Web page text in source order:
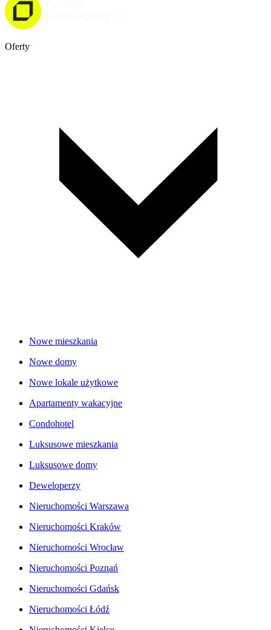
Oferty
Nowe mieszkania
Nowe domy
Nowe lokale użytkowe
Apartamenty wakacyjne
Condohotel
Luksusowe mieszkania
Luksusowe domy
Deweloperzy
Nieruchomości Warszawa
Nieruchomości Kraków
Nieruchomości Wrocław
Nieruchomości Poznań
Nieruchomości Gdańsk
Nieruchomości Łódź